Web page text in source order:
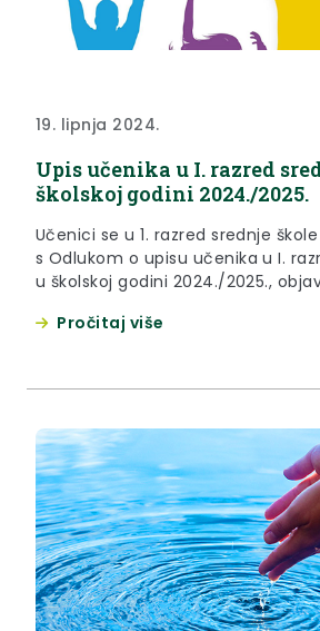
19. lipnja 2024.
Upis učenika u I. razred
školskoj godini 2024./2025.
Učenici se u 1. razred srednje
s Odlukom o upisu učenika u I.
u školskoj godini 2024./2025.,
Pravilnika o elementima i
Pročitaj više